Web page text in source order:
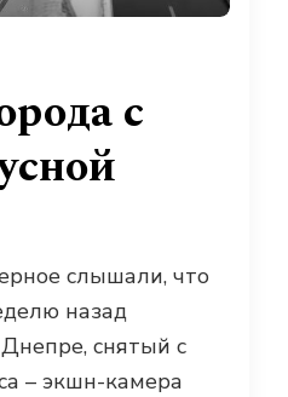
с
слышали, что
назад
снятый с
– экшн-камера